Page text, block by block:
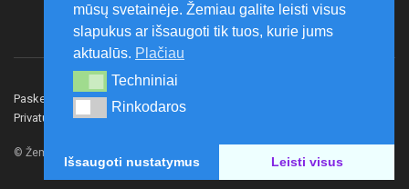
Paskelbk naujieną Rašyti redakcijai
Privatumo politika
© Žemaitijos gidas.
mūsų svetainėje. Žemiau galite leisti visus
slapukus ar išsaugoti tik tuos, kurie jums
aktualūs. Plačiau
Techniniai
Techniniai
Rinkodaros
Rinkodaros
Išsaugoti nustatymus Leisti visus